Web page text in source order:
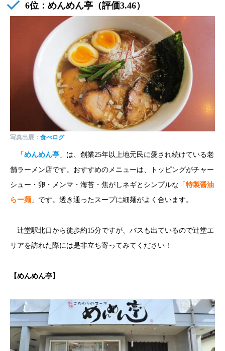
6位：めんめん亭（評価3.46）
写真出展： 食べログ
「 めんめん亭 」は、創業25年以上地元民に愛され続けている老
舗ラーメン店です。おすすめのメニューは、トッピングがチャー
シュー・卵・メンマ・海苔・焦がしネギとシンプルな「 特製醤油
らー麺 」です。透き通ったスープに細麺がよく合います。
辻堂駅北口から徒歩約15分ですが、バスも出ているので辻堂エ
リアを訪れた際には是非立ち寄ってみてください！
【めんめん亭】